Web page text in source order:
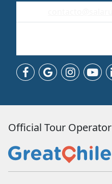
Official Tour Operator